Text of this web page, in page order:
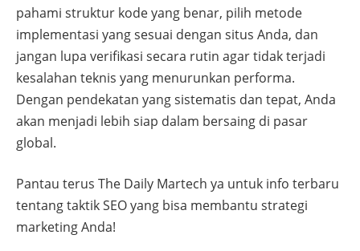
pahami struktur kode yang benar, pilih metode
implementasi yang sesuai dengan situs Anda, dan
jangan lupa verifikasi secara rutin agar tidak terjadi
kesalahan teknis yang menurunkan performa.
Dengan pendekatan yang sistematis dan tepat, Anda
akan menjadi lebih siap dalam bersaing di pasar
global.
Pantau terus The Daily Martech ya untuk info terbaru
tentang taktik SEO yang bisa membantu strategi
marketing Anda!